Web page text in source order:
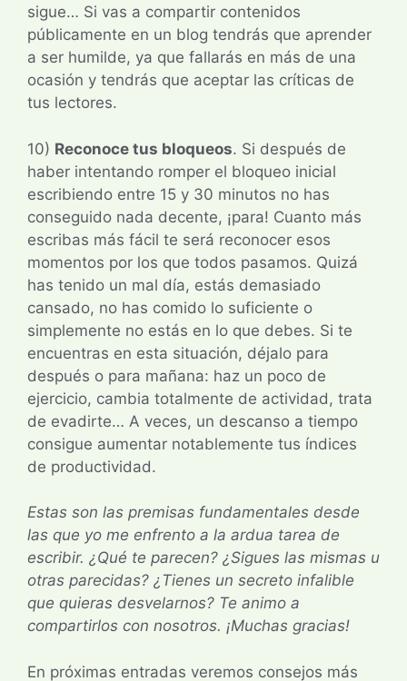
sigue… Si vas a compartir contenidos
públicamente en un blog tendrás que aprender
a ser humilde, ya que fallarás en más de una
ocasión y tendrás que aceptar las críticas de
tus lectores.
10) Reconoce tus bloqueos. Si después de
haber intentando romper el bloqueo inicial
escribiendo entre 15 y 30 minutos no has
conseguido nada decente, ¡para! Cuanto más
escribas más fácil te será reconocer esos
momentos por los que todos pasamos. Quizá
has tenido un mal día, estás demasiado
cansado, no has comido lo suficiente o
simplemente no estás en lo que debes. Si te
encuentras en esta situación, déjalo para
después o para mañana: haz un poco de
ejercicio, cambia totalmente de actividad, trata
de evadirte… A veces, un descanso a tiempo
consigue aumentar notablemente tus índices
de productividad.
Estas son las premisas fundamentales desde
las que yo me enfrento a la ardua tarea de
escribir. ¿Qué te parecen? ¿Sigues las mismas u
otras parecidas? ¿Tienes un secreto infalible
que quieras desvelarnos? Te animo a
compartirlos con nosotros. ¡Muchas gracias!
En próximas entradas veremos consejos más